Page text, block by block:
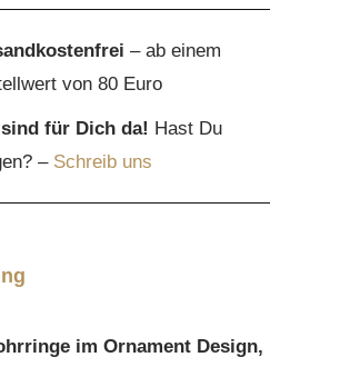
– ab einem
von 80 Euro
für Dich da! Hast Du
– Schreib uns
im Ornament Design,